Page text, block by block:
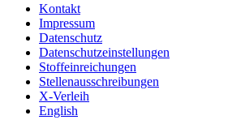
Kontakt
Impressum
Datenschutz
Datenschutzeinstellungen
Stoffeinreichungen
Stellenausschreibungen
X-Verleih
English